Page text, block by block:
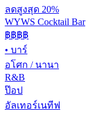
ลดสูงสุด 20%
WYWS Cocktail Bar
฿฿฿฿
• บาร์
อโศก / นานา
R&B
ป๊อป
อัลเทอร์เนทีฟ